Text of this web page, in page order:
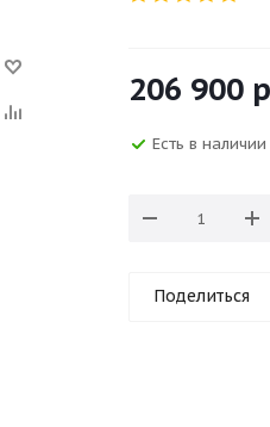
206 900
Есть в наличии
Поделиться